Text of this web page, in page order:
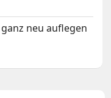
neu auflegen